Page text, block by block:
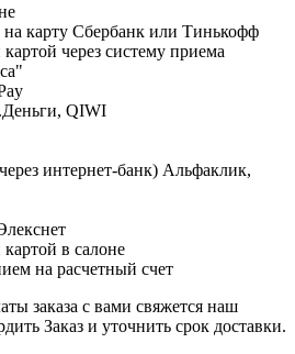
карту Сбербанк или Тинькофф
через систему приема
QIWI
интернет-банк) Альфаклик,
в салоне
на расчетный счет
заказа с вами свяжется наш
Заказ и уточнить срок доставки.